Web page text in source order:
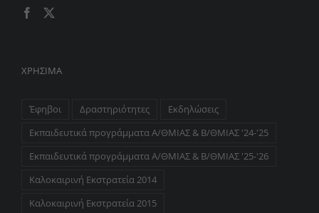
ΧΡΉΣΙΜΑ
Έφηβοι Δραστηριότητες
Εκδηλώσεις
Εκπαιδευτικά προγράμματα Α/ΘΜΙΑΣ & Β/ΘΜΙΑΣ '24-'25
Εκπαιδευτικά προγράμματα Α/ΘΜΙΑΣ & Β/ΘΜΙΑΣ '25-'26
Καλοκαιρινή Εκστρατεία 2014
Καλοκαιρινή Εκστρατεία 2015